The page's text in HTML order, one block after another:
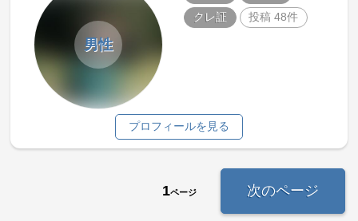
男性
クレ証
投稿 48件
プロフィールを見る
1ページ 次のページ